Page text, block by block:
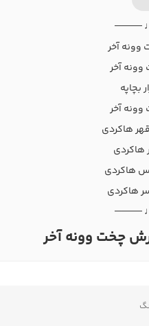
────
آخر
آخر
بچاپه
آخر
هاکردی
هاکردی
هاکردی
هاکردی
────
چخت وونه آخر